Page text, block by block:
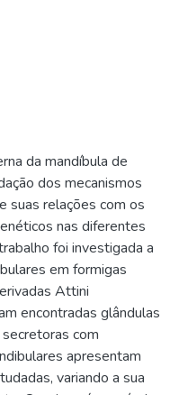
da mandíbula de
dos mecanismos
suas relações com os
nas diferentes
foi investigada a
em formigas
Attini
encontradas glândulas
com
apresentam
variando a sua